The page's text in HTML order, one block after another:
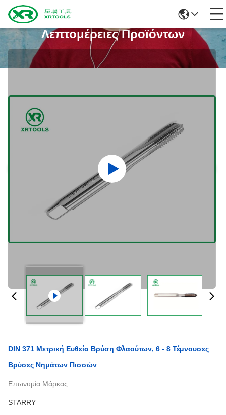
Λεπτομέρειες Προϊόντων
DIN 371 Μετρική Ευθεία Βρύση Φλαούτων, 6 - 8 Τέμνουσες
Βρύσες Νημάτων Πισσών
Επωνυμία Μάρκας:
STARRY